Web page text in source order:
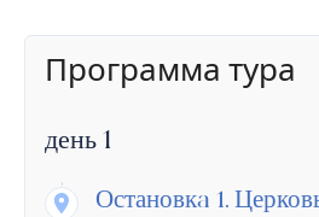
Программа тура
день 1
Остановкa 1.